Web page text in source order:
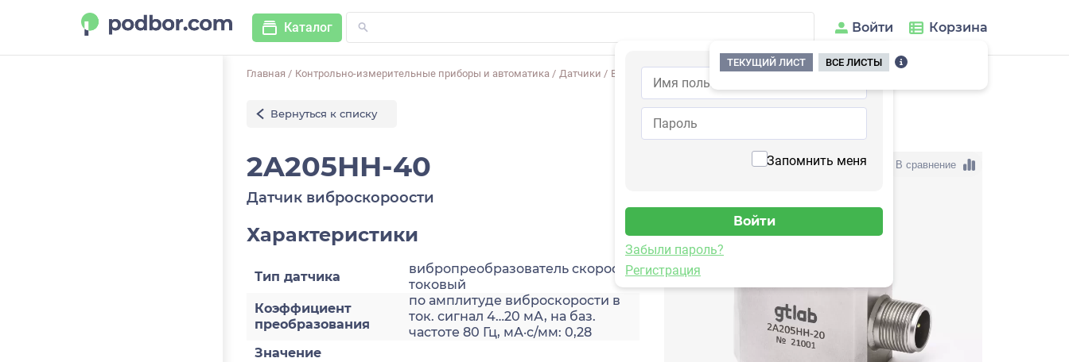
Каталог Войти
Запомнить меня
Забыли пароль?
Регистрация
Корзина
ТЕКУЩИЙ ЛИСТ
ВСЕ ЛИСТЫ
Главная / Контрольно-измерительные приборы и автоматика / Датчики / Виброскорости 2A205HH-40
Вернуться к списку
2A205HH-40
Датчик виброскороости
Характеристики
Тип датчика
вибропреобразователь скорости,
токовый
Коэффициент
преобразования
по амплитуде виброскорости в
ток. сигнал 4…20 мА, на баз.
частоте 80 Гц, мА·с/мм: 0,28
Значение
В сравнение